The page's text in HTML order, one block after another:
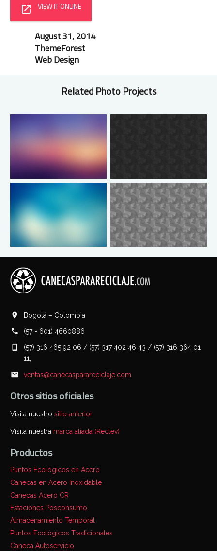
open_in_new VIEW IT ONLINE
August 31, 2014
ThemeForest
Web Design
RelatedPhoto Projects
Bogotá – Colombia
(57 - 601) 4660886
(57) 316 465 92 06 / (57) 317 402 46 43 / (57) 316 364 01
11,
ventas@canecasparareciclaje.com
Otros sitios oficiales
Visita nuestro sitio anterior
Visita nuestra marca aliada (Reclev)
Productos
Puntos Ecológicos en Acero
Canecas en Acero Inoxidable
Canecas Acero CR
Estaciones Posconsumo
Almacenamiento Temporal
Puntos Ecológicos Tradicionales
Caneca Autoservicio